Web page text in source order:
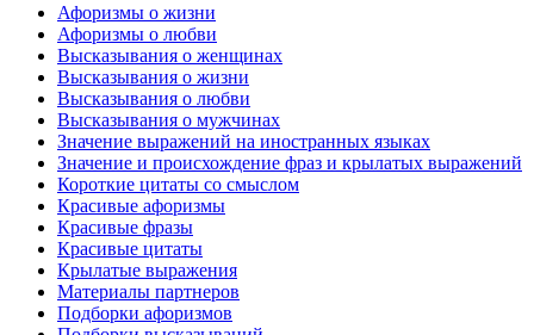
Афоризмы о жизни
Афоризмы о любви
Высказывания о женщинах
Высказывания о жизни
Высказывания о любви
Высказывания о мужчинах
Значение выражений на иностранных языках
Значение и происхождение фраз и крылатых выражений
Короткие цитаты со смыслом
Красивые афоризмы
Красивые фразы
Красивые цитаты
Крылатые выражения
Материалы партнеров
Подборки афоризмов